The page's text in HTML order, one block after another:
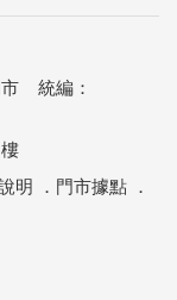
市 統編：
明 ． 門市據點 ．